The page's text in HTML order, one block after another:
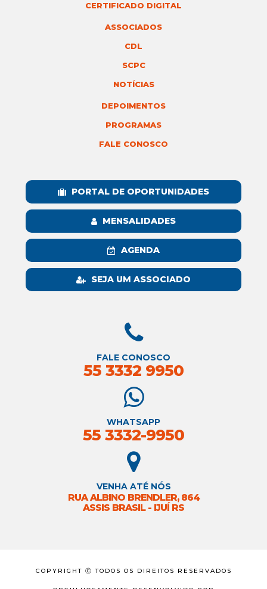
CERTIFICADO DIGITAL
ASSOCIADOS
CDL
SCPC
NOTÍCIAS
DEPOIMENTOS
PROGRAMAS
FALE CONOSCO
PORTAL DE OPORTUNIDADES
MENSALIDADES
AGENDA
SEJA UM ASSOCIADO
FALE CONOSCO
55 3332 9950
WHATSAPP
55 3332-9950
VENHA ATÉ NÓS
RUA ALBINO BRENDLER, 864
ASSIS BRASIL - IJUÍ RS
COPYRIGHT Ⓒ TODOS OS DIREITOS RESERVADOS